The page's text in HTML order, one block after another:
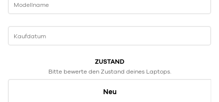
Modellname
Kaufdatum
ZUSTAND
Bitte bewerte den Zustand deines Laptops.
Neu